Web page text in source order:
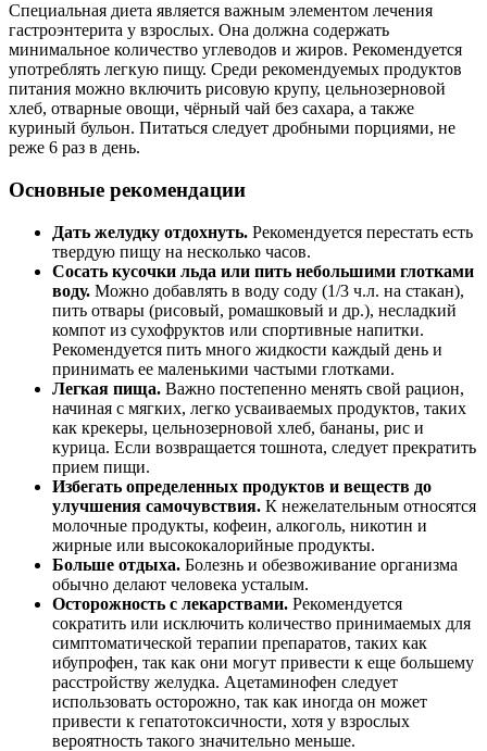
Специальная диета является важным элементом лечения
гастроэнтерита у взрослых. Она должна содержать
минимальное количество углеводов и жиров. Рекомендуется
употреблять легкую пищу. Среди рекомендуемых продуктов
питания можно включить рисовую крупу, цельнозерновой
хлеб, отварные овощи, чёрный чай без сахара, а также
куриный бульон. Питаться следует дробными порциями, не
реже 6 раз в день.
Основные рекомендации
Дать желудку отдохнуть. Рекомендуется перестать есть
твердую пищу на несколько часов.
Сосать кусочки льда или пить небольшими глотками
воду. Можно добавлять в воду соду (1/3 ч.л. на стакан),
пить отвары (рисовый, ромашковый и др.), несладкий
компот из сухофруктов или спортивные напитки.
Рекомендуется пить много жидкости каждый день и
принимать ее маленькими частыми глотками.
Легкая пища. Важно постепенно менять свой рацион,
начиная с мягких, легко усваиваемых продуктов, таких
как крекеры, цельнозерновой хлеб, бананы, рис и
курица. Если возвращается тошнота, следует прекратить
прием пищи.
Избегать определенных продуктов и веществ до
улучшения самочувствия. К нежелательным относятся
молочные продукты, кофеин, алкоголь, никотин и
жирные или высококалорийные продукты.
Больше отдыха. Болезнь и обезвоживание организма
обычно делают человека усталым.
Осторожность с лекарствами. Рекомендуется
сократить или исключить количество принимаемых для
симптоматической терапии препаратов, таких как
ибупрофен, так как они могут привести к еще большему
расстройству желудка. Ацетаминофен следует
использовать осторожно, так как иногда он может
привести к гепатотоксичности, хотя у взрослых
вероятность такого значительно меньше.